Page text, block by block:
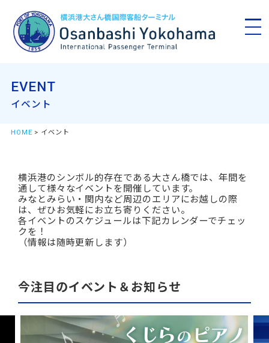
EVENT
イベント
HOME > イベント
横浜港のシンボル的存在である大さん橋では、年間を
通して様々なイベントを開催しています。
みなとみらい・関内など周辺のエリアにお越しの際
は、ぜひお気軽にお立ち寄りください。
各イベントのスケジュールは下記カレンダーでチェッ
クを！
（情報は随時更新します）
今注目のイベント＆お知らせ